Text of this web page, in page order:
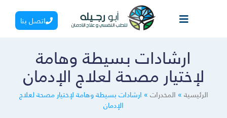
اتصل بنا
ارشادات بسيطة وهامة
لإختيار مصحة لعلاج الإدمان
الرئيسية»المخدرات»ارشادات بسيطة وهامة لإختيار مصحة لعلاج
الإدمان